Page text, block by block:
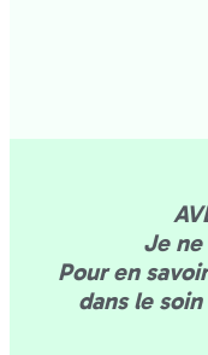
Je ne
Pour en
dans le